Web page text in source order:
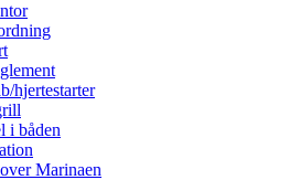
hjertestarter
i båden
Marinaen